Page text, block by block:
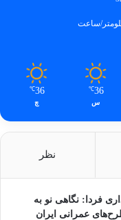
36
℃
س
36
℃
چ
نظر
فردا: نگاهی نو به
عمرانی ایران